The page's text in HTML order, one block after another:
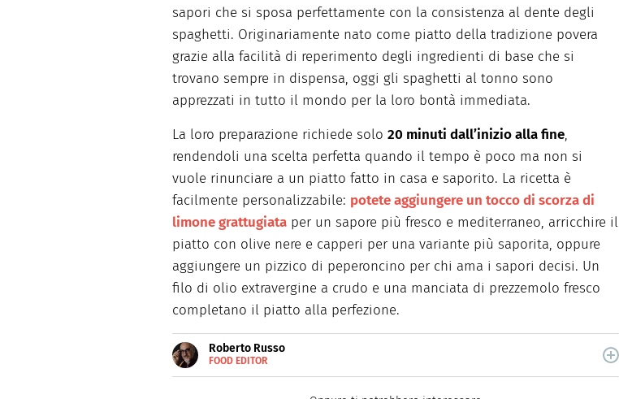
sapori che si sposa perfettamente con la consistenza al dente degli
spaghetti. Originariamente nato come piatto della tradizione povera
grazie alla facilità di reperimento degli ingredienti di base che si
trovano sempre in dispensa, oggi gli spaghetti al tonno sono
apprezzati in tutto il mondo per la loro bontà immediata.
La loro preparazione richiede solo 20 minuti dall’inizio alla fine,
rendendoli una scelta perfetta quando il tempo è poco ma non si
vuole rinunciare a un piatto fatto in casa e saporito. La ricetta è
facilmente personalizzabile: potete aggiungere un tocco di scorza di
limone grattugiata per un sapore più fresco e mediterraneo, arricchire il
piatto con olive nere e capperi per una variante più saporita, oppure
aggiungere un pizzico di peperoncino per chi ama i sapori decisi. Un
filo di olio extravergine a crudo e una manciata di prezzemolo fresco
completano il piatto alla perfezione.
Roberto Russo
FOOD EDITOR
Roberto Russo unisce la passione per libri e cucina. Ha pubblicato vari libri di